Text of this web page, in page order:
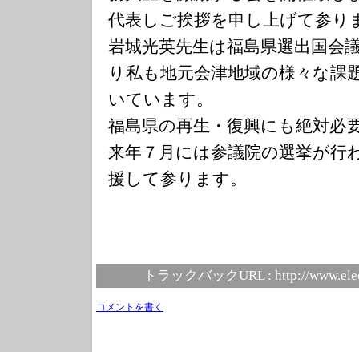
代表しご挨拶を申し上げて参り
岩城光英先生は福島県選出国会
り私も地元会津地域の様々な課
いています。
福島県の再生・復興にも絶対必
来年７月には参議院の選挙が行
援して参ります。
トラックバックURL : http://
コメントを書く